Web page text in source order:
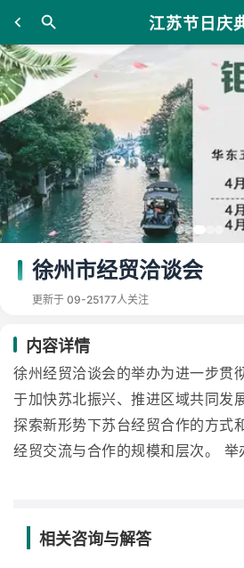
江苏节日庆
徐州市经贸洽谈会
更新于 09-25177人关注
内容详情
徐州经贸洽谈会的举办为进一步贯
于加快苏北振兴、推进区域共同发
探索新形势下苏台经贸合作的方式
经贸交流与合作的规模和层次。
相关咨询与解答